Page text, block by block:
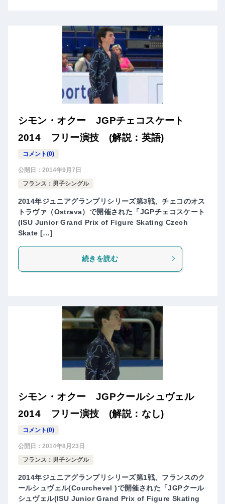
シモン・オクー JGPチェコスケート
2014 フリー演技 (解説：英語)
コメント(0)
公開日： 2014年9月7日
フランス：男子シングル
2014年ジュニアグランプリシリーズ第3戦、チェコのオス
トラヴァ（Ostrava）で開催された「JGPチェコスケート
(ISU Junior Grand Prix of Figure Skating Czech
Skate […]
続きを読む
シモン・オクー JGPクールシュヴェル
2014 フリー演技 (解説：なし)
コメント(0)
公開日： 2014年8月23日
フランス：男子シングル
2014年ジュニアグランプリシリーズ第1戦、フランスのク
ールシュヴェル(Courchevel )で開催された「JGPクール
シュヴェル(ISU Junior Grand Prix of Figure Skating